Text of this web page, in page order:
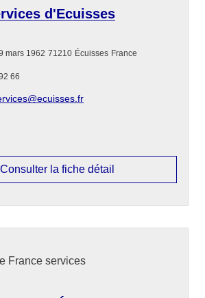
d'Ecuisses
mars 1962 71210 Écuisses France
66
Consulter la fiche détail
France services